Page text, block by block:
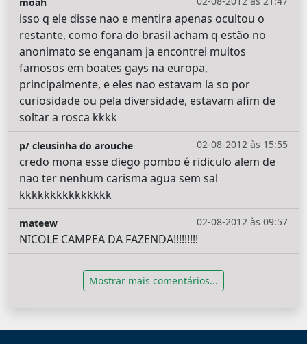
isso q ele disse nao e mentira apenas ocultou o
restante, como fora do brasil acham q estão no
anonimato se enganam ja encontrei muitos
famosos em boates gays na europa,
principalmente, e eles nao estavam la so por
curiosidade ou pela diversidade, estavam afim de
soltar a rosca kkkk
02-08-2012 às 15:55
p/ cleusinha do arouche
credo mona esse diego pombo é ridiculo alem de
nao ter nenhum carisma agua sem sal
kkkkkkkkkkkkkkk
02-08-2012 às 09:57
mateew
NICOLE CAMPEA DA FAZENDA!!!!!!!!!
Mostrar mais comentários...